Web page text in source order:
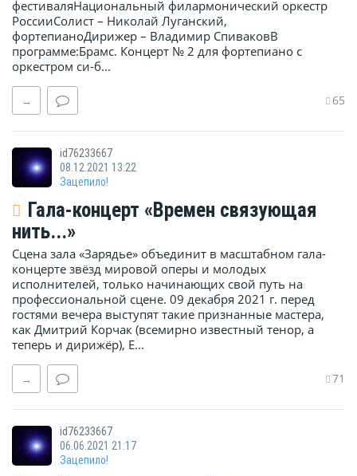
фестиваляНациональный филармонический оркестр
РоссииСолист – Николай Луганский,
фортепианоДирижер – Владимир СпиваковВ
программе:Брамс. Концерт № 2 для фортепиано с
оркестром си-б...
→ 65
id76233667
08.12.2021 13:22
Зацепило!
Гала-концерт «Времен связующая
нить...»
Сцена зала «Зарядье» объединит в масштабном гала-
концерте звёзд мировой оперы и молодых
исполнителей, только начинающих свой путь на
профессиональной сцене. 09 декабря 2021 г. перед
гостями вечера выступят такие признанные мастера,
как Дмитрий Корчак (всемирно известный тенор, а
теперь и дирижёр), Е...
→ 71
id76233667
06.06.2021 21:17
Зацепило!